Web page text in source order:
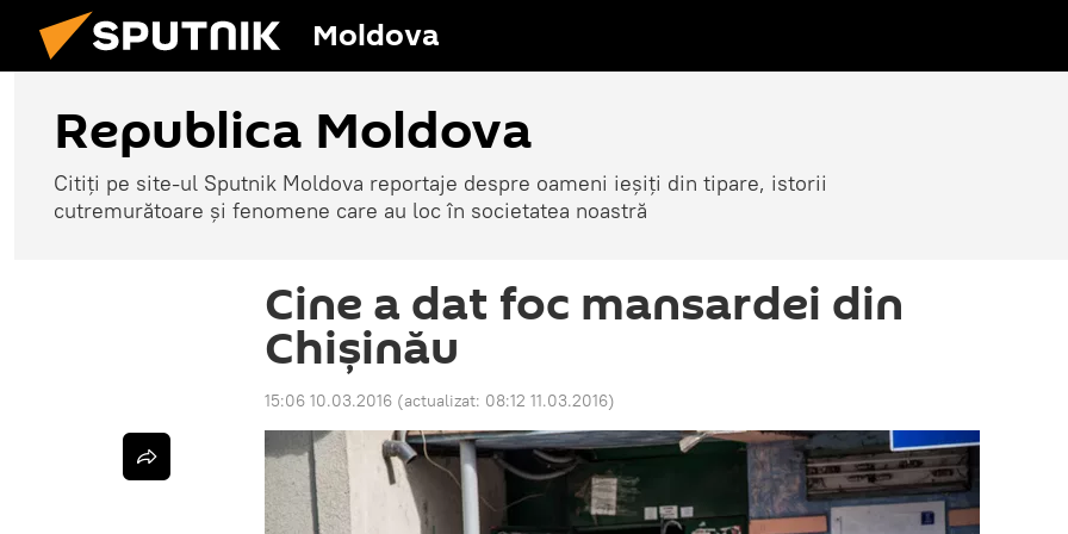
Moldova
Republica Moldova
Citiți pe site-ul Sputnik Moldova reportaje despre oameni ieșiți din tipare, istorii
cutremurătoare și fenomene care au loc în societatea noastră
Cine a dat foc mansardei din
Chișinău
15:06 10.03.2016 (actualizat: 08:12 11.03.2016)